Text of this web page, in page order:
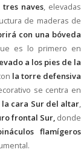
naves, elevadas
de maderas de
con una bóveda
es lo primero en
a los pies de la
la torre defensiva
se centra en
cara Sur del altar,
frontal Sur,donde
flamígeros